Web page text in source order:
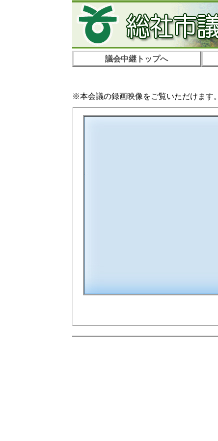
議会中継トップへ
※本会議の録画映像をご覧いただけます。